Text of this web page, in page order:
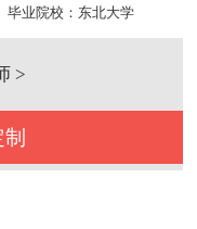
毕业院校：东北大学
>